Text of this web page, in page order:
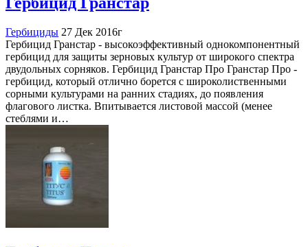
Гербициды 27 Дек 2016г
Гербицид Гранстар - высокоэффективный однокомпонентный
гербицид для защиты зерновых культур от широкого спектра
двудольных сорняков. Гербицид Гранстар Про Гранстар Про -
гербицид, который отлично борется с широколиственными
сорными культурами на ранних стадиях, до появления
флагового листка. Впитывается листовой массой (менее
стеблями и…